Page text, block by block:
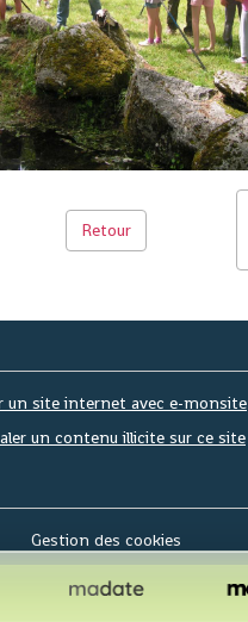
Retour
un site internet avec e-monsite
un contenu illicite sur ce site
Gestion des cookies